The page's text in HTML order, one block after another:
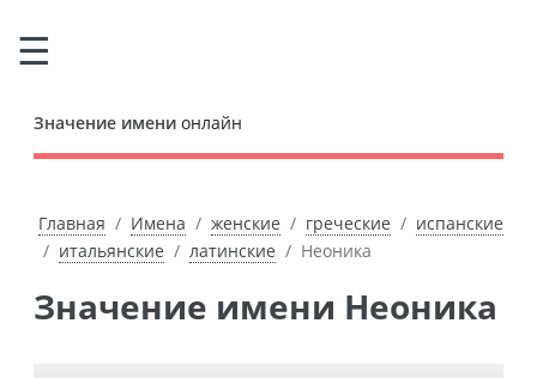
Значение имени онлайн
Главная Имена женские греческие
испанские
итальянские
латинские Неоника
Значение имени Неоника